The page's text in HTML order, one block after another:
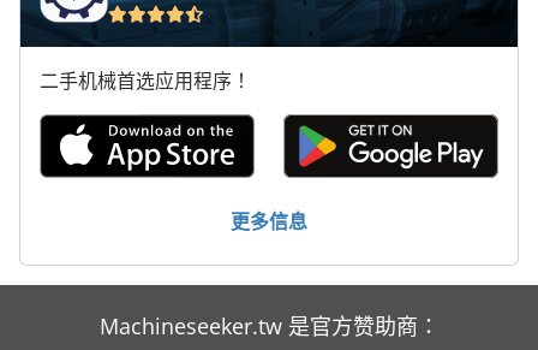
二手机械首选应用程序！
更多信息
Machineseeker.tw 是官方赞助商：